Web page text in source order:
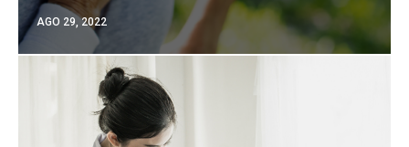
AGO 29, 2022